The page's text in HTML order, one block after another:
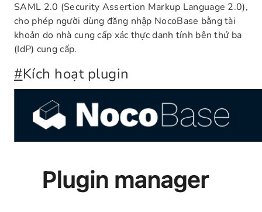
SAML 2.0 (Security Assertion Markup Language 2.0),
cho phép người dùng đăng nhập NocoBase bằng tài
khoản do nhà cung cấp xác thực danh tính bên thứ ba
(IdP) cung cấp.
#Kích hoạt plugin